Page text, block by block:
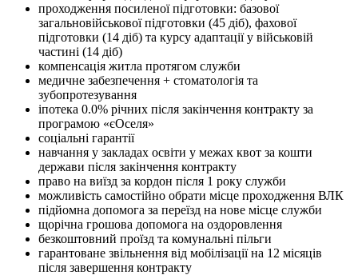
проходження посиленої підготовки: базової
загальновійськової підготовки (45 діб), фахової
підготовки (14 діб) та курсу адаптації у військовій
частині (14 діб)
компенсація житла протягом служби
медичне забезпечення + стоматологія та
зубопротезування
іпотека 0.0% річних після закінчення контракту за
програмою «єОселя»
соціальні гарантії
навчання у закладах освіти у межах квот за кошти
держави після закінчення контракту
право на виїзд за кордон після 1 року служби
можливість самостійно обрати місце проходження ВЛК
підйомна допомога за переїзд на нове місце служби
щорічна грошова допомога на оздоровлення
безкоштовний проїзд та комунальні пільги
гарантоване звільнення від мобілізації на 12 місяців
після завершення контракту